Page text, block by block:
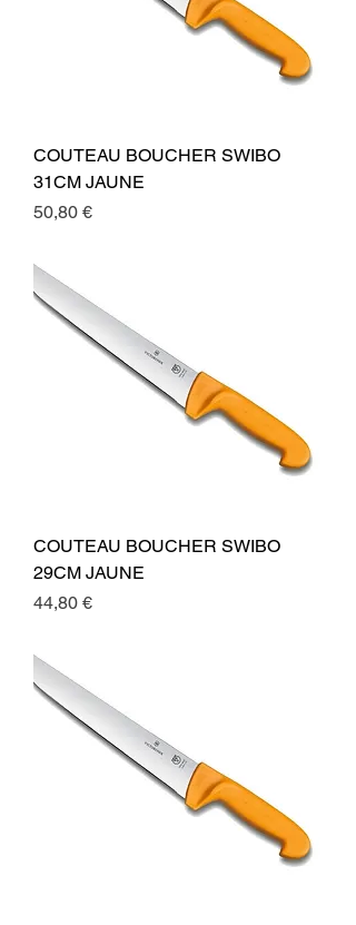
COUTEAU BOUCHER SWIBO
31CM JAUNE
Preis
50,80 €
COUTEAU BOUCHER SWIBO
29CM JAUNE
Preis
44,80 €